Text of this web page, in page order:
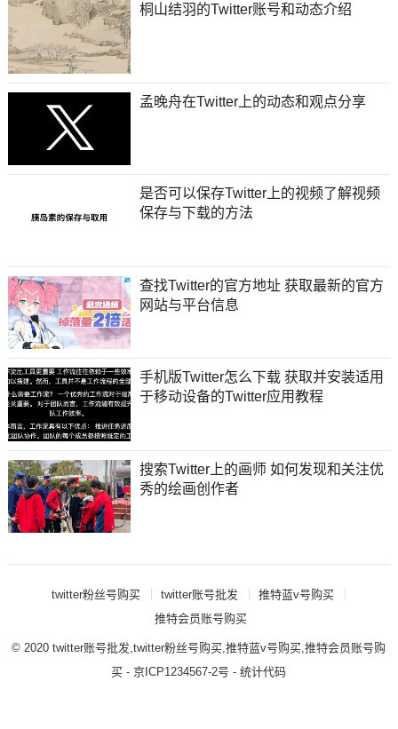
桐山结羽的Twitter账号和动态介绍
孟晚舟在Twitter上的动态和观点分享
是否可以保存Twitter上的视频了解视频
保存与下载的方法
查找Twitter的官方地址 获取最新的官方
网站与平台信息
手机版Twitter怎么下载 获取并安装适用
于移动设备的Twitter应用教程
搜索Twitter上的画师 如何发现和关注优
秀的绘画创作者
twitter粉丝号购买 twitter账号批发
推特蓝v号购买
推特会员账号购买
© 2020twitter账号批发,twitter粉丝号购买,推特蓝v号购买,推特会员账号购
买 - 京ICP1234567-2号 - 统计代码